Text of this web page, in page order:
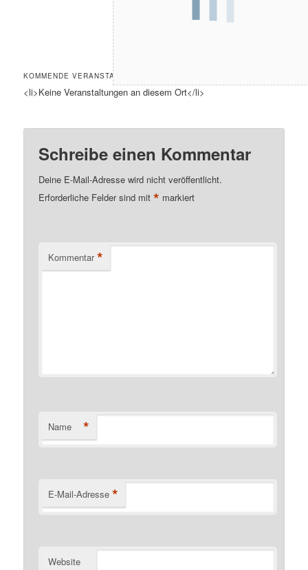
KOMMENDE VERANSTALTUNGEN
<li>Keine Veranstaltungen an diesem Ort</li>
Schreibe einen Kommentar
Deine E-Mail-Adresse wird nicht veröffentlicht.
Erforderliche Felder sind mit* markiert
Kommentar *
Name *
E-Mail-Adresse *
Website